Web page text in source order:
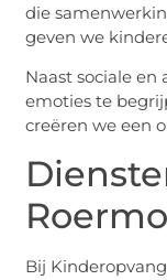
die
geven we
Naast sociale
emoties te
creëren we een
Bij